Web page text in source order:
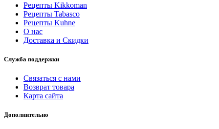
Рецепты Kikkoman
Рецепты Tabasco
Рецепты Kuhne
О нас
Доставка и Скидки
Служба поддержки
Связаться с нами
Возврат товара
Карта сайта
Дополнительно